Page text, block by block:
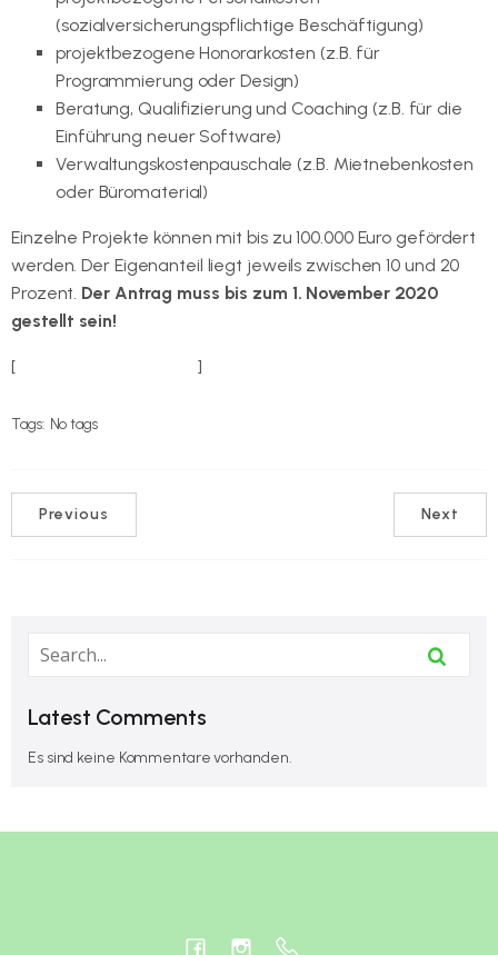
(sozialversicherungspflichtige Beschäftigung)
projektbezogene Honorarkosten (z.B. für
Programmierung oder Design)
Beratung, Qualifizierung und Coaching (z.B. für die
Einführung neuer Software)
Verwaltungskostenpauschale (z.B. Mietnebenkosten
oder Büromaterial)
Einzelne Projekte können mit bis zu 100.000 Euro gefördert
werden. Der Eigenanteil liegt jeweils zwischen 10 und 20
Prozent. Der Antrag muss bis zum 1. November 2020
gestellt sein!
[weitere Informationen ]
Tags: No tags
Previous Next
Latest Comments
Es sind keine Kommentare vorhanden.